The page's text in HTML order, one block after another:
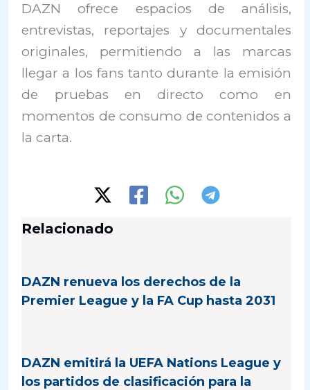
DAZN ofrece espacios de análisis,
entrevistas, reportajes y documentales
originales, permitiendo a las marcas
llegar a los fans tanto durante la emisión
de pruebas en directo como en
momentos de consumo de contenidos a
la carta.
Relacionado
DAZN renueva los derechos de la
Premier League y la FA Cup hasta 2031
DAZN emitirá la UEFA Nations League y
los partidos de clasificación para la